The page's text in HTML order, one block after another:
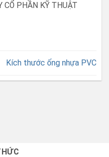
CỔ PHẦN KỸ THUẬT
Kích thước ống nhựa PVC